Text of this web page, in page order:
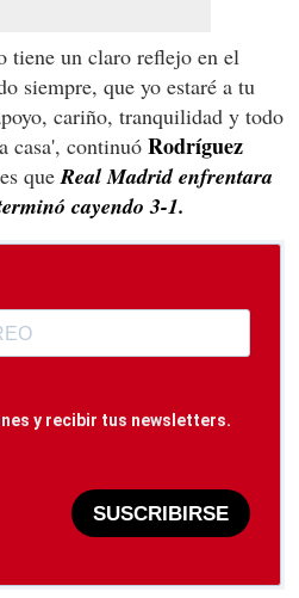
tiene un claro reflejo en el
siempre, que yo estaré a tu
cariño, tranquilidad y todo
casa', continuó Rodríguez
queReal Madrid enfrentara
cayendo 3-1.
y recibir tus newsletters.
SUSCRIBIRSE